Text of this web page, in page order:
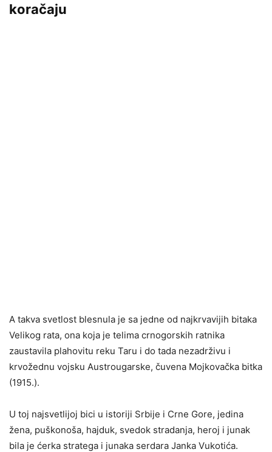
koračaju
A takva svetlost blesnula je sa jedne od najkrvavijih bitaka
Velikog rata, ona koja je telima crnogorskih ratnika
zaustavila plahovitu reku Taru i do tada nezadrživu i
krvožednu vojsku Austrougarske, čuvena Mojkovačka bitka
(1915.).
U toj najsvetlijoj bici u istoriji Srbije i Crne Gore, jedina
žena, puškonoša, hajduk, svedok stradanja, heroj i junak
bila je ćerka stratega i junaka serdara Janka Vukotića.